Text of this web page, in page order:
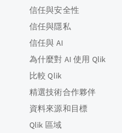
信任與安全性
信任與隱私
信任與 AI
為什麼對 AI 使用 Qlik
比較 Qlik
精選技術合作夥伴
資料來源和目標
Qlik 區域